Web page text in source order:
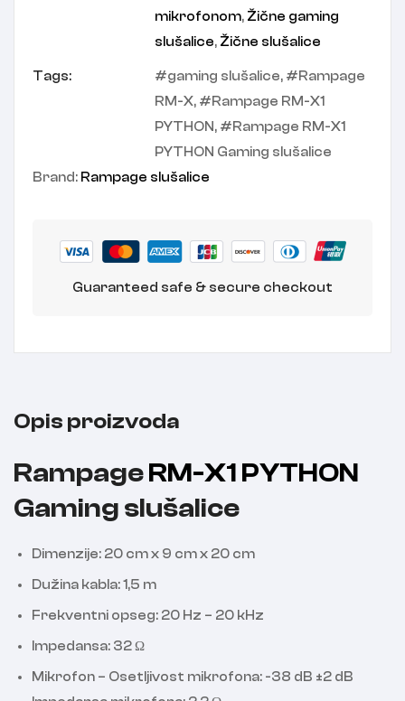
mikrofonom, Žične gaming
slušalice, Žične slušalice
Tags: gaming slušalice,
Rampage
RM-X,
Rampage RM-X1
PYTHON,
Rampage RM-X1
PYTHON Gaming slušalice
Brand: Rampage slušalice
Guaranteed safe & secure checkout
Opis proizvoda
RampageRM-X1 PYTHON
Gaming slušalice
Dimenzije: 20 cm x 9 cm x 20 cm
Dužina kabla: 1,5 m
Frekventni opseg: 20 Hz – 20 kHz
Impedansa: 32 Ω
Mikrofon – Osetljivost mikrofona: -38 dB ±2 dB